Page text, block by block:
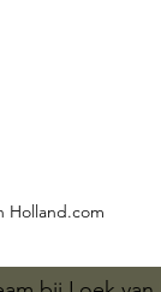
Holland.com